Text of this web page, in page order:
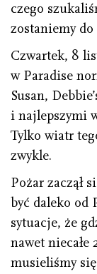
czego
zostaniemy
Czwartek, 8
w Paradise
Susan,
i najlepszymi
Tylko wiatr
zwykle.
Pożar zaczął
być daleko od
sytuacje, że
nawet
musieliśmy